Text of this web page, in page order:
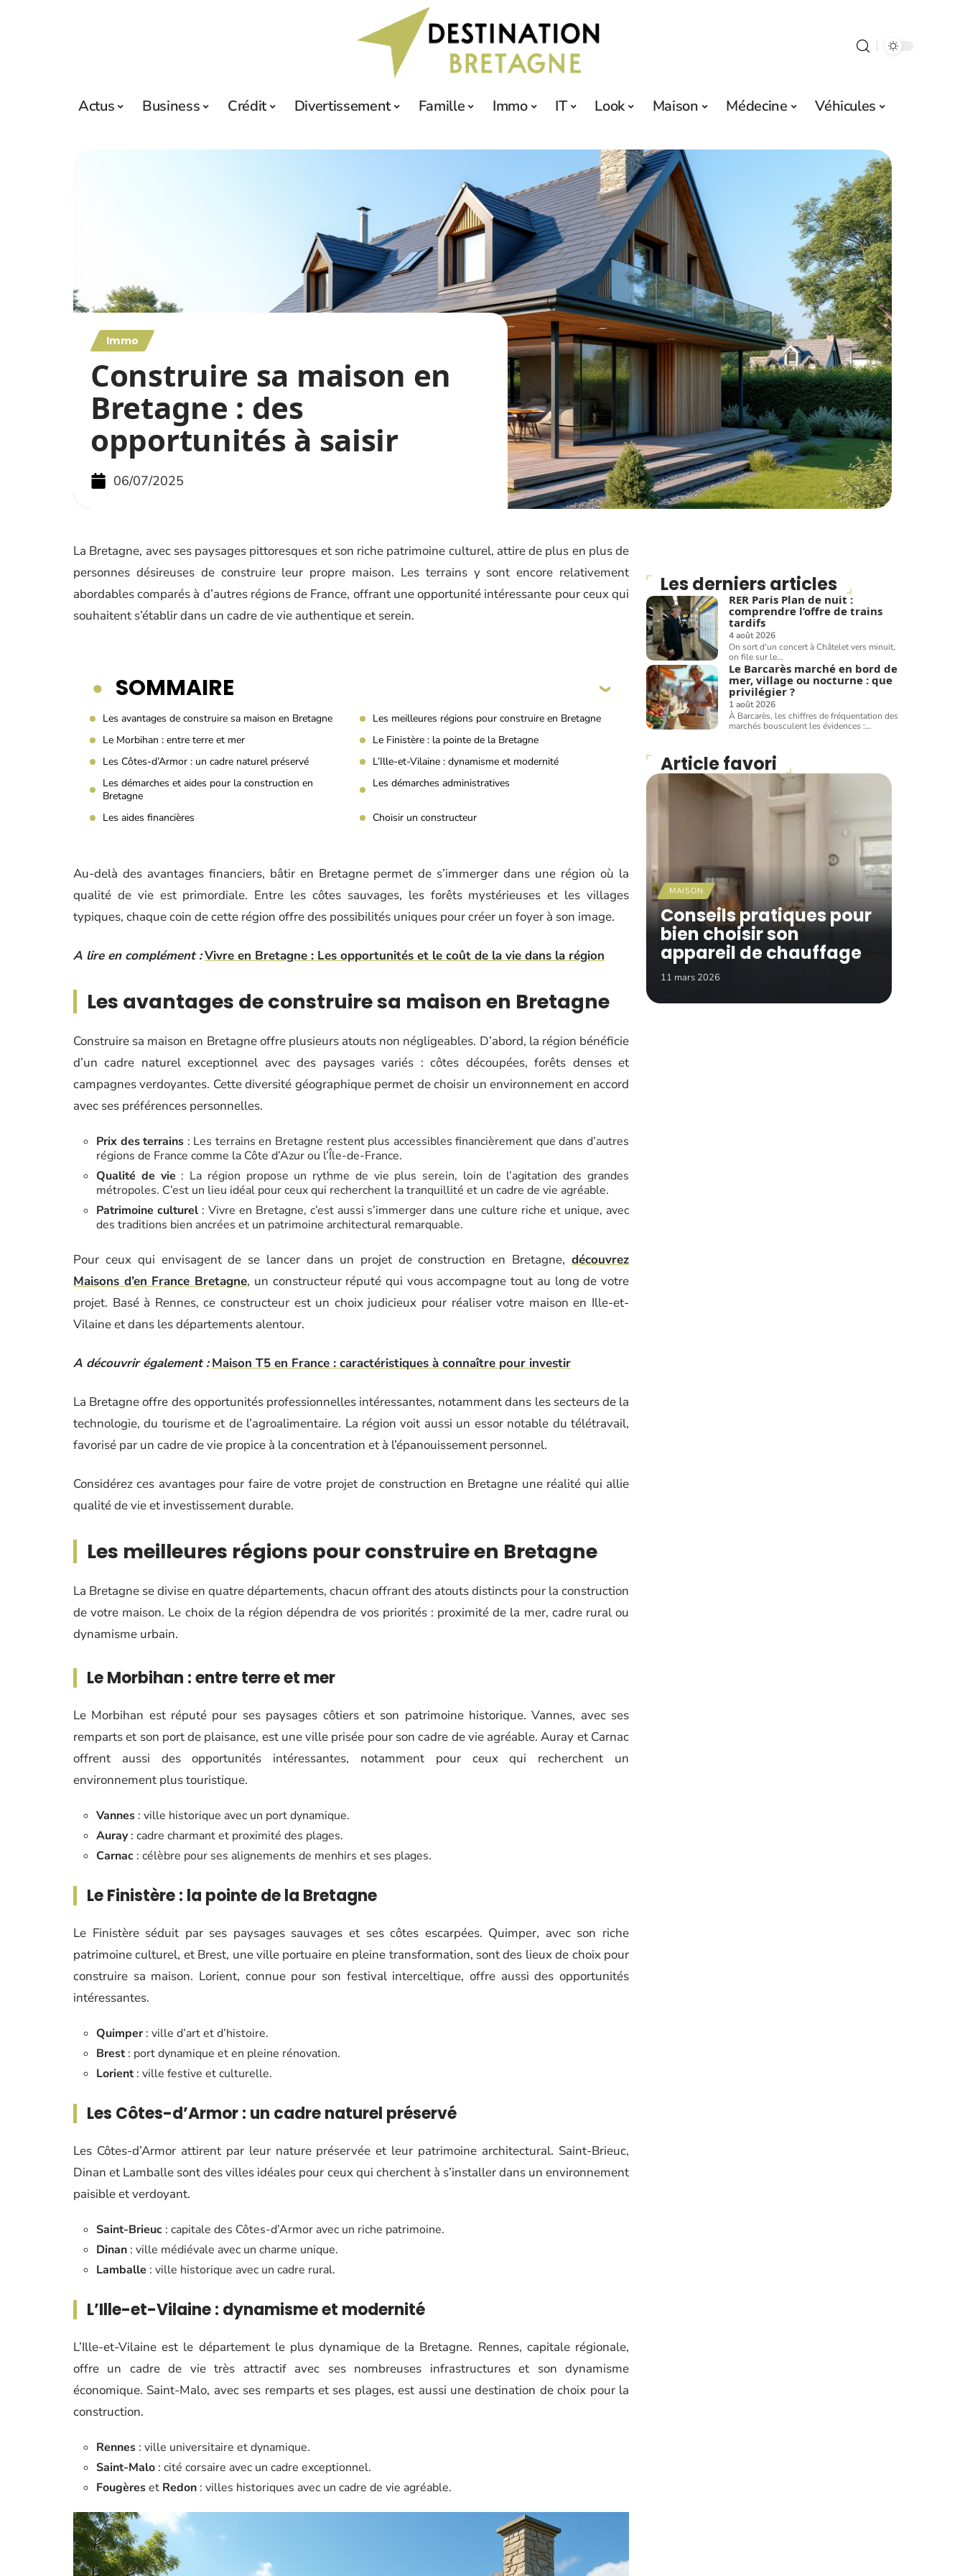
Actus Business Crédit Divertissement Famille Immo IT Look Maison Médecine Véhicules
Immo
Construire sa maison en
Bretagne : des
opportunités à saisir
06/07/2025
La Bretagne, avec ses paysages pittoresques et son riche patrimoine culturel, attire de plus en plus de
personnes désireuses de construire leur propre maison. Les terrains y sont encore relativement
abordables comparés à d’autres régions de France, offrant une opportunité intéressante pour ceux qui
souhaitent s’établir dans un cadre de vie authentique et serein.
SOMMAIRE
Les avantages de construire sa maison en Bretagne
Les meilleures régions pour construire en Bretagne
Le Morbihan : entre terre et mer
Le Finistère : la pointe de la Bretagne
Les Côtes-d’Armor : un cadre naturel préservé
L’Ille-et-Vilaine : dynamisme et modernité
Les démarches et aides pour la construction en
Bretagne
Les démarches administratives
Les aides financières Choisir un constructeur
Au-delà des avantages financiers, bâtir en Bretagne permet de s’immerger dans une région où la
qualité de vie est primordiale. Entre les côtes sauvages, les forêts mystérieuses et les villages
typiques, chaque coin de cette région offre des possibilités uniques pour créer un foyer à son image.
A lire en complément :Vivre en Bretagne : Les opportunités et le coût de la vie dans la région
Les avantages de construire sa maison en Bretagne
Construire sa maison en Bretagne offre plusieurs atouts non négligeables. D’abord, la région bénéficie
d’un cadre naturel exceptionnel avec des paysages variés : côtes découpées, forêts denses et
campagnes verdoyantes. Cette diversité géographique permet de choisir un environnement en accord
avec ses préférences personnelles.
Prix des terrains : Les terrains en Bretagne restent plus accessibles financièrement que dans d’autres
régions de France comme la Côte d’Azur ou l’Île-de-France.
Qualité de vie : La région propose un rythme de vie plus serein, loin de l’agitation des grandes
métropoles. C’est un lieu idéal pour ceux qui recherchent la tranquillité et un cadre de vie agréable.
Patrimoine culturel: Vivre en Bretagne, c’est aussi s’immerger dans une culture riche et unique, avec
des traditions bien ancrées et un patrimoine architectural remarquable.
Pour ceux qui envisagent de se lancer dans un projet de construction en Bretagne, découvrez
Maisons d’en France Bretagne, un constructeur réputé qui vous accompagne tout au long de votre
projet. Basé à Rennes, ce constructeur est un choix judicieux pour réaliser votre maison en Ille-et-
Vilaine et dans les départements alentour.
A découvrir également : Maison T5 en France : caractéristiques à connaître pour investir
La Bretagne offre des opportunités professionnelles intéressantes, notamment dans les secteurs de la
technologie, du tourisme et de l’agroalimentaire. La région voit aussi un essor notable du télétravail,
favorisé par un cadre de vie propice à la concentration et à l’épanouissement personnel.
Considérez ces avantages pour faire de votre projet de construction en Bretagne une réalité qui allie
qualité de vie et investissement durable.
Les meilleures régions pour construire en Bretagne
La Bretagne se divise en quatre départements, chacun offrant des atouts distincts pour la construction
de votre maison. Le choix de la région dépendra de vos priorités : proximité de la mer, cadre rural ou
dynamisme urbain.
Le Morbihan : entre terre et mer
Le Morbihan est réputé pour ses paysages côtiers et son patrimoine historique. Vannes, avec ses
remparts et son port de plaisance, est une ville prisée pour son cadre de vie agréable. Auray et Carnac
offrent aussi des opportunités intéressantes, notamment pour ceux qui recherchent un
environnement plus touristique.
Vannes : ville historique avec un port dynamique.
Auray: cadre charmant et proximité des plages.
Carnac : célèbre pour ses alignements de menhirs et ses plages.
Le Finistère : la pointe de la Bretagne
Le Finistère séduit par ses paysages sauvages et ses côtes escarpées. Quimper, avec son riche
patrimoine culturel, et Brest, une ville portuaire en pleine transformation, sont des lieux de choix pour
construire sa maison. Lorient, connue pour son festival interceltique, offre aussi des opportunités
intéressantes.
Quimper : ville d’art et d’histoire.
Brest : port dynamique et en pleine rénovation.
Lorient : ville festive et culturelle.
Les Côtes-d’Armor : un cadre naturel préservé
Les Côtes-d’Armor attirent par leur nature préservée et leur patrimoine architectural. Saint-Brieuc,
Dinan et Lamballe sont des villes idéales pour ceux qui cherchent à s’installer dans un environnement
paisible et verdoyant.
Saint-Brieuc : capitale des Côtes-d’Armor avec un riche patrimoine.
Dinan : ville médiévale avec un charme unique.
Lamballe : ville historique avec un cadre rural.
L’Ille-et-Vilaine : dynamisme et modernité
L’Ille-et-Vilaine est le département le plus dynamique de la Bretagne. Rennes, capitale régionale,
offre un cadre de vie très attractif avec ses nombreuses infrastructures et son dynamisme
économique. Saint-Malo, avec ses remparts et ses plages, est aussi une destination de choix pour la
construction.
Rennes : ville universitaire et dynamique.
Saint-Malo : cité corsaire avec un cadre exceptionnel.
Fougèreset Redon : villes historiques avec un cadre de vie agréable.
Les derniers articles
RER Paris Plan de nuit :
comprendre l’offre de trains
tardifs
4 août 2026
On sort d'un concert à Châtelet vers minuit,
on file sur le…
Le Barcarès marché en bord de
mer, village ou nocturne : que
privilégier ?
1 août 2026
À Barcarès, les chiffres de fréquentation des
marchés bousculent les évidences :…
Article favori
MAISON
Conseils pratiques pour
bien choisir son
appareil de chauffage
11 mars 2026